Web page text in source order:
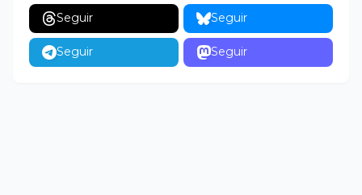
Seguir Seguir
Seguir Seguir